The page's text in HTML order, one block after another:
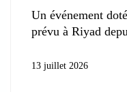
Un événement
prévu à Riyad
13 juillet 2026